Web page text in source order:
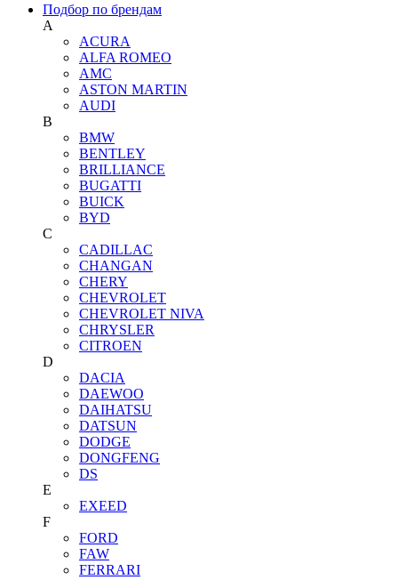
Подбор по брендам
A
ACURA
ALFA ROMEO
AMC
ASTON MARTIN
AUDI
B
BMW
BENTLEY
BRILLIANCE
BUGATTI
BUICK
BYD
C
CADILLAC
CHANGAN
CHERY
CHEVROLET
CHEVROLET NIVA
CHRYSLER
CITROEN
D
DACIA
DAEWOO
DAIHATSU
DATSUN
DODGE
DONGFENG
DS
E
EXEED
F
FORD
FAW
FERRARI